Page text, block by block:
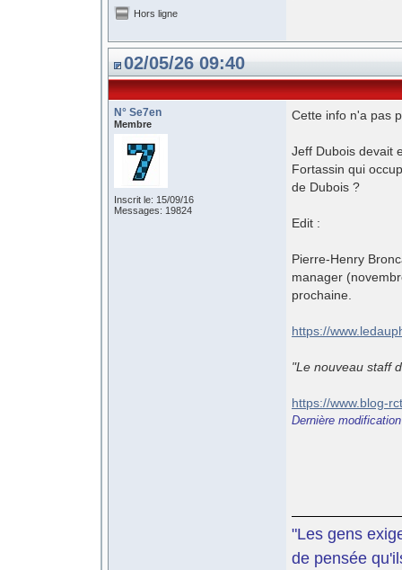
Hors ligne
02/05/26 09:40
N° Se7en
Membre
Inscrit le: 15/09/16
Messages: 19824
Cette info n'a pas
Jeff Dubois devait
Fortassin qui
de Dubois ?
Edit :
Pierre-Henry
manager
prochaine.
https://
"Le nouveau staff
https://www.blog-
Dernière
"Les gens
de pensée